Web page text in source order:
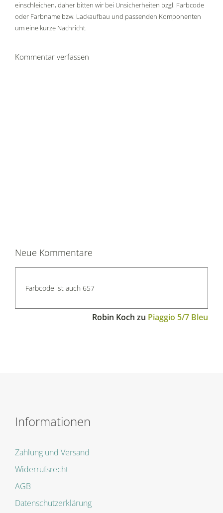
einschleichen, daher bitten wir bei Unsicherheiten bzgl. Farbcode
oder Farbname bzw. Lackaufbau und passenden Komponenten
um eine kurze Nachricht.
Kommentar verfassen
Neue Kommentare
Farbcode ist auch 657
Robin Koch zu Piaggio 5/7 Bleu
Informationen
Zahlung und Versand
Widerrufsrecht
AGB
Datenschutzerklärung